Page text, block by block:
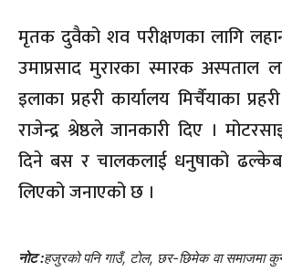
मृतक दुवैको शव परीक्षणका लागि
उमाप्रसाद मुरारका स्मारक अस्पताल
इलाका प्रहरी कार्यालय मिर्चैयाका
राजेन्द्र श्रेष्ठले जानकारी दिए ।
दिने बस र चालकलाई धनुषाको
लिएको जनाएको छ ।
नोट :हजुरको पनि गाउँ, टोल, छर-छिमेक वा समाजमा